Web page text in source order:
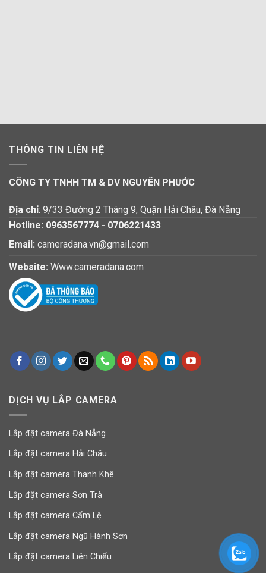
THÔNG TIN LIÊN HỆ
CÔNG TY TNHH TM & DV NGUYÊN PHƯỚC
Địa chỉ: 9/33 Đường 2 Tháng 9, Quận Hải Châu, Đà Nẵng
Hotline: 0963567774 - 0706221433
Email: cameradana.vn@gmail.com
Website: Www.cameradana.com
DỊCH VỤ LẮP CAMERA
Lắp đặt camera Đà Nẵng
Lắp đặt camera Hải Châu
Lắp đặt camera Thanh Khê
Lắp đặt camera Sơn Trà
Lắp đặt camera Cẩm Lệ
Lắp đặt camera Ngũ Hành Sơn
Lắp đặt camera Liên Chiểu